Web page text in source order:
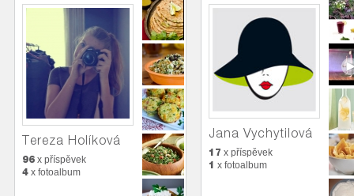
Tereza Holíková
96 x příspěvek
4 x fotoalbum
Jana Vychytilová
17 x příspěvek
1 x fotoalbum